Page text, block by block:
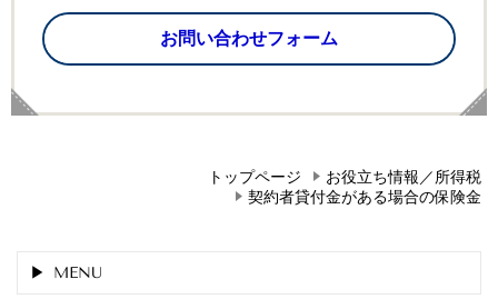
お問い合わせフォーム
トップページ
お役立ち情報／所得税
契約者貸付金がある場合の保険金
MENU